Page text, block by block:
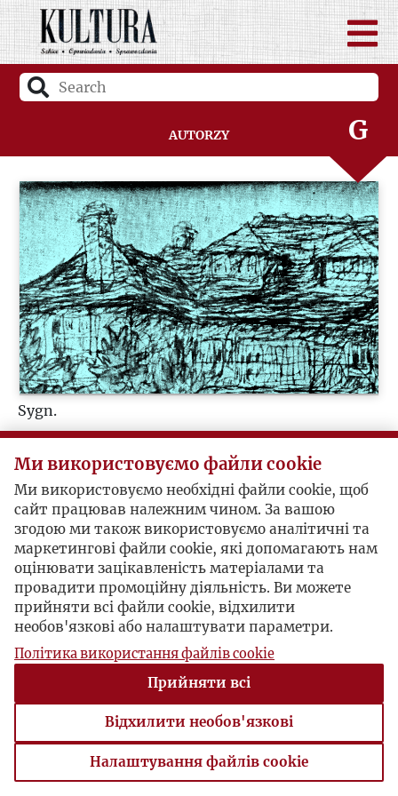
Autorzy
D
F
G
H
I
J
K
L
Ł
N
Q
R
Sygn.
Korespondenci (1)
Józef Czapski
Jean-François Gravier / Józef Czapski
Paris, 1948-03-12 , Józef Czapski
Paris, 1948-03-16 , Jean-François Gravier
Ми використовуємо файли cookie
Ми використовуємо необхідні файли cookie, щоб
сайт працював належним чином. За вашою
згодою ми також використовуємо аналітичні та
маркетингові файли cookie, які допомагають нам
оцінювати зацікавленість матеріалами та
провадити промоційну діяльність. Ви можете
прийняти всі файли cookie, відхилити
необов'язкові або налаштувати параметри.
Політика використання файлів cookie
Прийняти всі
Відхилити необов'язкові
Налаштування файлів cookie
Налаштування файлів cookie